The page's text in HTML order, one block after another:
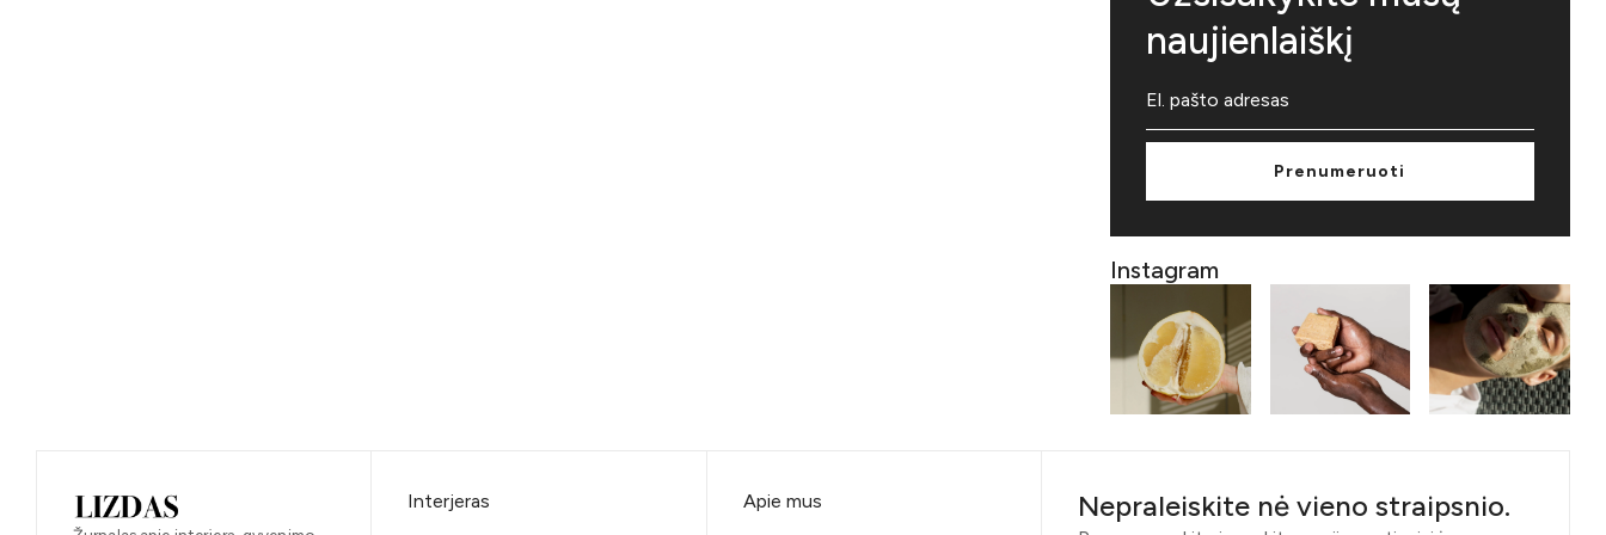
naujienlaiškį
Prenumeruoti
Instagram
Interjeras Apie mus Nepraleiskite nė vieno straipsnio.